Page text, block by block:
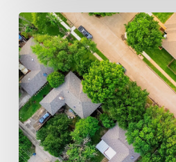
Uwagi
Instytutu
Ekonomii
Środowiska
do
programu
„Czyste